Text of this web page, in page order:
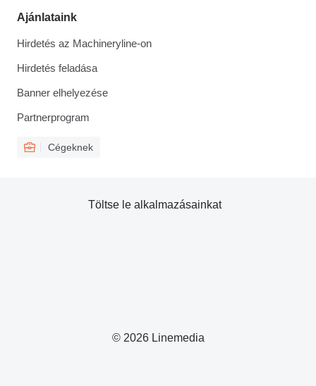
Ajánlataink
Hirdetés az Machineryline-on
Hirdetés feladása
Banner elhelyezése
Partnerprogram
Cégeknek
© 2026 Linemedia
Töltse le alkalmazásainkat